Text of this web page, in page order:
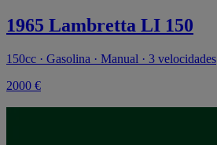
1965 Lambretta LI 150
150cc · Gasolina · Manual · 3 velocidades
2000 €